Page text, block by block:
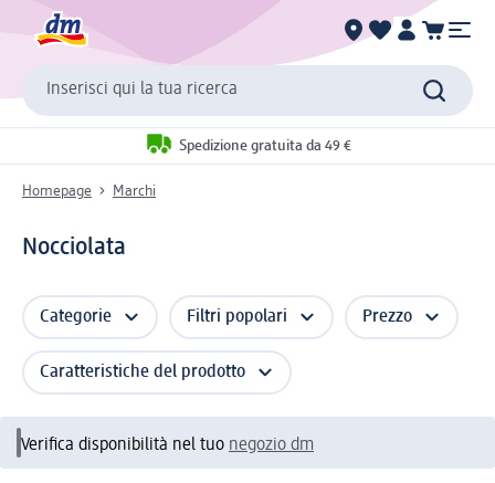
Inserisci qui la tua ricerca
Spedizione gratuita da 49 €
Homepage Marchi
Nocciolata
Categorie Filtri popolari Prezzo
Caratteristiche del prodotto
Verifica disponibilità nel tuo negozio dm